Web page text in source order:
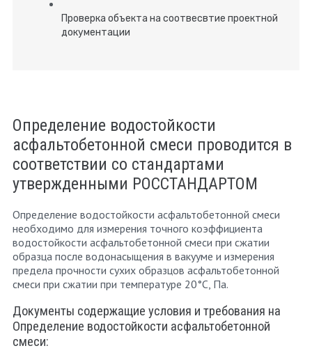
Проверка объекта на соотвесвтие проектной
документации
Определение водостойкости
асфальтобетонной смеси проводится в
соответствии со стандартами
утвержденными РОССТАНДАРТОМ
Определение водостойкости асфальтобетонной смеси
необходимо для измерения точного коэффициента
водостойкости асфальтобетонной смеси при сжатии
образца после водонасыщения в вакууме и измерения
предела прочности сухих образцов асфальтобетонной
смеси при сжатии при температуре 20°С, Па.
Документы содержащие условия и требования на
Определение водостойкости асфальтобетонной
смеси: